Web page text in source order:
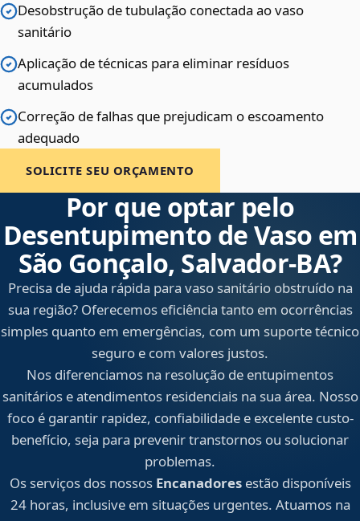
Desobstrução de tubulação conectada ao vaso
sanitário
Aplicação de técnicas para eliminar resíduos
acumulados
Correção de falhas que prejudicam o escoamento
adequado
SOLICITE SEU ORÇAMENTO
Por que optar pelo
Desentupimento de Vaso em
São Gonçalo, Salvador‑BA?
Precisa de ajuda rápida para vaso sanitário obstruído na
sua região? Oferecemos eficiência tanto em ocorrências
simples quanto em emergências, com um suporte técnico
seguro e com valores justos.
Nos diferenciamos na resolução de entupimentos
sanitários e atendimentos residenciais na sua área. Nosso
foco é garantir rapidez, confiabilidade e excelente custo-
benefício, seja para prevenir transtornos ou solucionar
problemas.
Os serviços dos nossos Encanadoresestão disponíveis
24 horas, inclusive em situações urgentes. Atuamos na